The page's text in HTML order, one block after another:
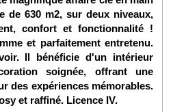
de 630 m2, sur deux niveaux,
confort et fonctionnalité !
et parfaitement entretenu.
Il bénéficie d'un intérieur
soignée, offrant une
des expériences mémorables.
et raffiné. Licence IV.